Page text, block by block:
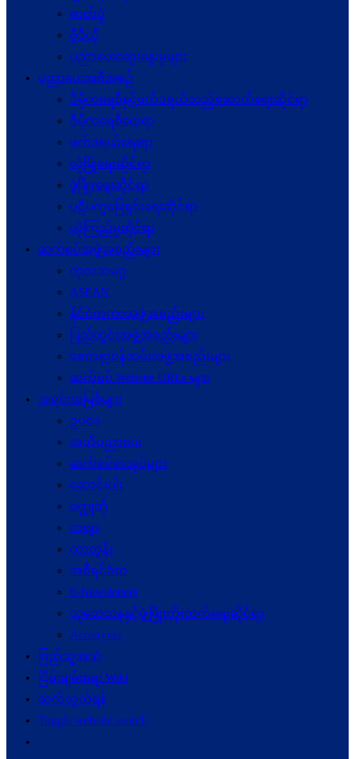
ဓာတ်ပုံ
ဗွီဒီယို
ပညာပေးဆွေးနွေးမှုများ
ပညာပေးအစီအစဉ်
ဒီမိုကရေစီနှင့်ဖက်ဒရယ်တည်ဆောက်ရေးဆိုင်ရာ
ဒီမိုကရေစီရေးရာ
ဖက်ဒရယ်ရေးရာ
လုံခြုံရေးဆိုင်ရာ
ဖွံဖြိုးရေးဆိုင်ရာ
ပဋိပက္ခ‌ဖြေရှင်းရေးဆိုင်ရာ
ယုံကြည်မှုဆိုင်ရာ
ဆက်စပ်အဖွဲ့အစည်းများ
ကုလသမဂ္ဂ
ASEAN
နိုင်ငံတကာအဖွဲ့အစည်းများ
ပြည်တွင်းအဖွဲ့အစည်းများ
စေတနာ့ဝန်ထမ်းအဖွဲ့အစည်းများ
ဆက်စပ် Website URLs များ
အရင်းအမြစ်များ
ဥပဒေ
အသိပညာပေး
ဆက်စပ်စာအုပ်များ
ဆောင်းပါး
ဝတ္ထုတို
ကဗျာ
ကာတွန်း
အစီရင်ခံစာ
E-Newsletters
သုတေသနနှင့်ဖွံ့ဖြိုးတိုးတက်ရေးဆိုင်ရာ
Acronyms
ပြည်သူ့အသံ
ငြိမ်းချမ်းရေး Wiki
ဆက်သွယ်ရန်
Toggle website search